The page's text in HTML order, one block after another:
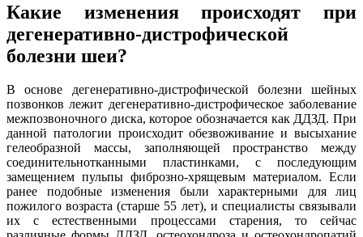
Какие изменения происходят при
дегенеративно-дистрофической
болезни шеи?
В основе дегенеративно-дистрофической болезни шейных
позвонков лежит дегенеративно-дистрофическое заболевание
межпозвоночного диска, которое обозначается как ДДЗД. При
данной патологии происходит обезвоживание и высыхание
гелеобразной массы, заполняющей пространство между
соединительнотканными пластинками, с последующим
замещением пульпы фиброзно-хрящевым материалом. Если
ранее подобные изменения были характерными для лиц
пожилого возраста (старше 55 лет), и специалисты связывали
их с естественными процессами старения, то сейчас